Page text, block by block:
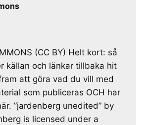
(CC BY) Helt kort: så
källan och länkar tillbaka hit
att göra vad du vill med
som publiceras OCH har
”jardenberg unedited” by
is licensed under a